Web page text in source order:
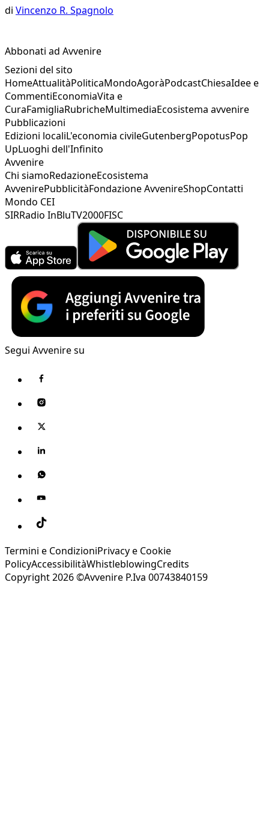
di Vincenzo R. Spagnolo
Abbonati ad Avvenire
Sezioni del sito
HomeAttualitàPoliticaMondoAgoràPodcastChiesaIdee e
CommentiEconomiaVita e
CuraFamigliaRubricheMultimediaEcosistema avvenire
Pubblicazioni
Edizioni localiL'economia civileGutenbergPopotusPop
UpLuoghi dell'Infinito
Avvenire
Chi siamoRedazioneEcosistema
AvvenirePubblicitàFondazione AvvenireShopContatti
Mondo CEI
SIRRadio InBluTV2000FISC
Segui Avvenire su
Termini e CondizioniPrivacy e Cookie
PolicyAccessibilitàWhistleblowingCredits
Copyright 2026 ©Avvenire P.Iva 00743840159